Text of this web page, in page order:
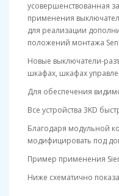
усовершенствованная
применения
для реализации
положений монтажа
Новые выключатели-
шкафах, шкафах
Для обеспечения
Все устройства 3KD
Благодаря модульной
модифицировать под
Пример применения
Ниже схематично